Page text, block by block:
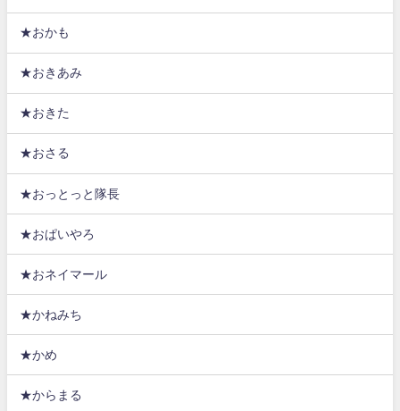
★おかも
★おきあみ
★おきた
★おさる
★おっとっと隊長
★おぱいやろ
★おネイマール
★かねみち
★かめ
★からまる